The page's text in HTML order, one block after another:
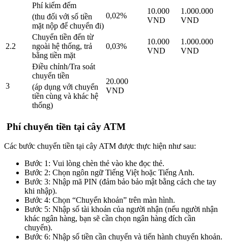
Phí kiểm đếm
0,02%
10.000
VND
1.000.000
VND
(thu đối với số tiền
mặt nộp để chuyển đi)
2.2
Chuyển tiền đến từ
ngoài hệ thống, trả
bằng tiền mặt
0,03%
10.000
VND
1.000.000
VND
3
Điều chỉnh/Tra soát
chuyển tiền
20.000
VND
(áp dụng với chuyển
tiền cùng và khác hệ
thống)
Phí chuyển tiền tại cây ATM
Các bước chuyển tiền tại cây ATM được thực hiện như sau:
Bước 1: Vui lòng chèn thẻ vào khe đọc thẻ.
Bước 2: Chọn ngôn ngữ Tiếng Việt hoặc Tiếng Anh.
Bước 3: Nhập mã PIN (đảm bảo bảo mật bằng cách che tay
khi nhập).
Bước 4: Chọn “Chuyển khoản” trên màn hình.
Bước 5: Nhập số tài khoản của người nhận (nếu người nhận
khác ngân hàng, bạn sẽ cần chọn ngân hàng đích cần
chuyển).
Bước 6: Nhập số tiền cần chuyển và tiến hành chuyển khoản.